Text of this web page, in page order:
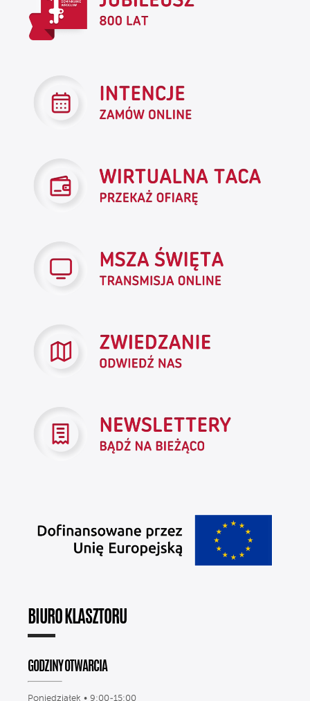
BIURO KLASZTORU
GODZINY OTWARCIA
Poniedziałek • 9:00-15:00